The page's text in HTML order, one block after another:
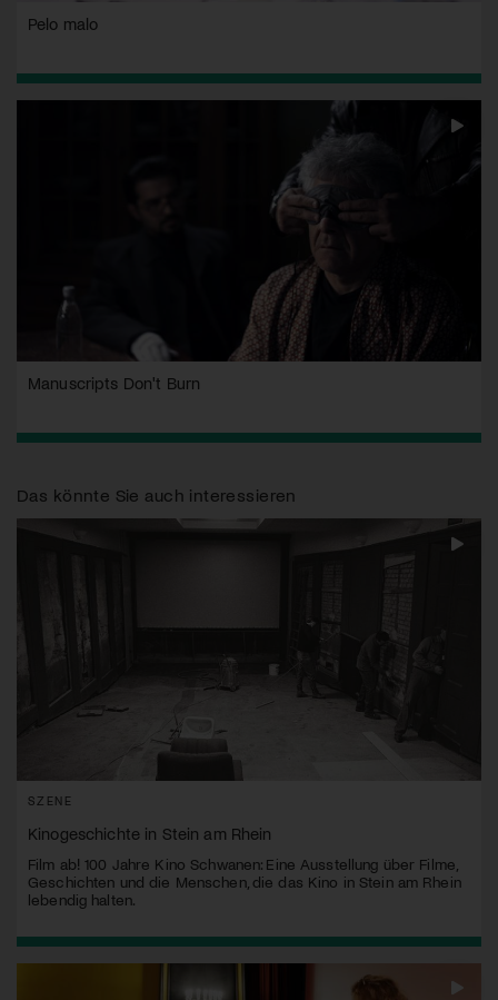
Pelo malo
Manuscripts Don't Burn
Das könnte Sie auch interessieren
SZENE
Kinogeschichte in Stein am Rhein
Film ab! 100 Jahre Kino Schwanen: Eine Ausstellung über Filme,
Geschichten und die Menschen, die das Kino in Stein am Rhein
lebendig halten.